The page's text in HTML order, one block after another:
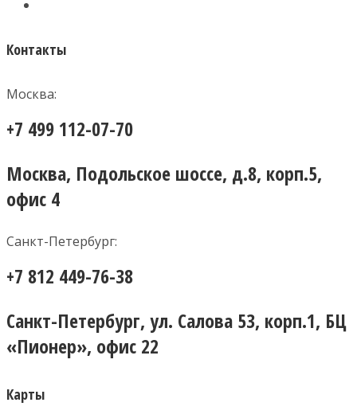
Контакты
Москва:
+7 499 112-07-70
Москва, Подольское шоссе, д.8, корп.5,
офис 4
Санкт-Петербург:
+7 812 449-76-38
Санкт-Петербург, ул. Салова 53, корп.1, БЦ
«Пионер», офис 22
Карты